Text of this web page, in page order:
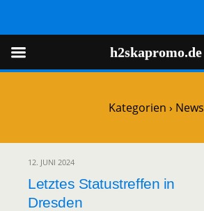
h2skapromo.de
Kategorien › News
12. JUNI 2024
Letztes Statustreffen in
Dresden
h2skapromo.de